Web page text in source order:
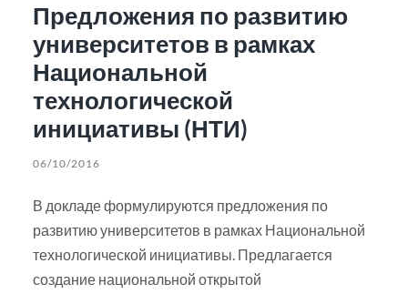
Предложения по развитию
университетов в рамках
Национальной
технологической
инициативы (НТИ)
06/10/2016
В докладе формулируются предложения по
развитию университетов в рамках Национальной
технологической инициативы. Предлагается
создание национальной открытой